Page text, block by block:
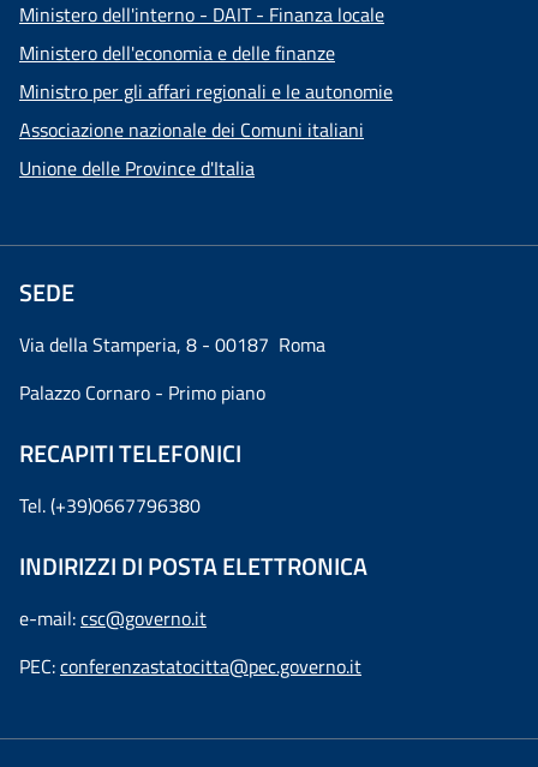
Ministero dell'interno - DAIT - Finanza locale
Ministero dell'economia e delle finanze
Ministro per gli affari regionali e le autonomie
Associazione nazionale dei Comuni italiani
Unione delle Province d'Italia
SEDE
Via della Stamperia, 8 - 00187 Roma
Palazzo Cornaro - Primo piano
RECAPITI TELEFONICI
Tel. (+39)0667796380
INDIRIZZI DI POSTA ELETTRONICA
e-mail:csc@governo.it
PEC:conferenzastatocitta@pec.governo.it